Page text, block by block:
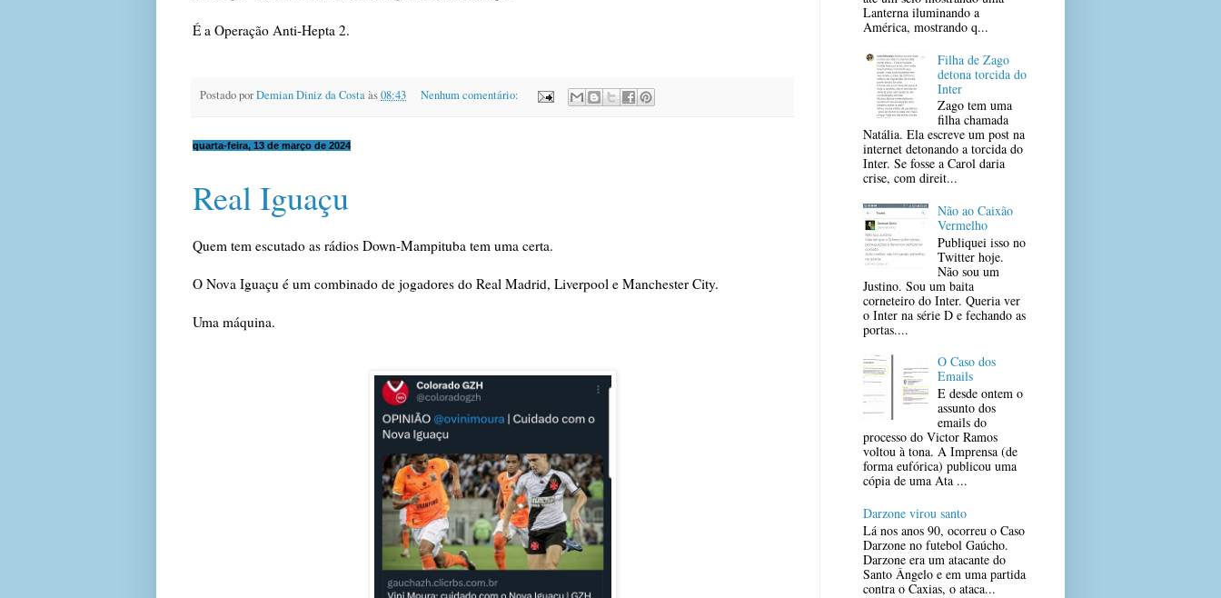
É a Operação Anti-Hepta 2.
Postado porDemian Diniz da Costaàs08:43 Nenhum comentário:
quarta-feira, 13 de março de 2024
Real Iguaçu
Quem tem escutado as rádios Down-Mampituba tem uma certa.
O Nova Iguaçu é um combinado de jogadores do Real Madrid, Liverpool e Manchester City.
Uma máquina.
Lanterna iluminando a
América, mostrando q...
Filha de Zago
detona torcida do
Inter
Zago tem uma
filha chamada
Natália. Ela escreve um post na
internet detonando a torcida do
Inter. Se fosse a Carol daria
crise, com direit...
Não ao Caixão
Vermelho
Publiquei isso no
Twitter hoje.
Não sou um
Justino. Sou um baita
corneteiro do Inter. Queria ver
o Inter na série D e fechando as
portas....
O Caso dos
Emails
E desde ontem o
assunto dos
emails do
processo do Victor Ramos
voltou à tona. A Imprensa (de
forma eufórica) publicou uma
cópia de uma Ata ...
Darzone virou santo
Lá nos anos 90, ocorreu o Caso
Darzone no futebol Gaúcho.
Darzone era um atacante do
Santo Ângelo e em uma partida
contra o Caxias, o ataca...